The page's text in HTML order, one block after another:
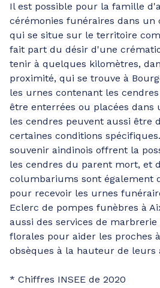
Il est possible pour la famille
cérémonies funéraires dans un
qui se situe sur le territoire
fait part du désir d'une
tenir à quelques kilomètres,
proximité, qui se trouve à
les urnes contenant les
être enterrées ou placées
les cendres peuvent aussi être
certaines conditions
souvenir aindinois offrent la
les cendres du parent mort, et
columbariums sont également
pour recevoir les urnes
Eclerc de pompes funèbres à
aussi des services de
florales pour aider les proches
obsèques à la hauteur de leurs
* Chiffres INSEE de 2020